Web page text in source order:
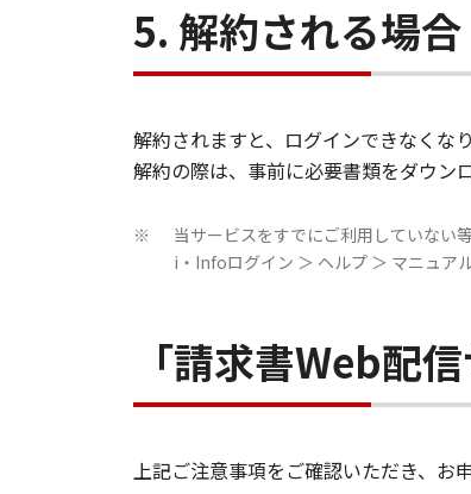
5. 解約される場合
解約されますと、ログインできなくな
解約の際は、事前に必要書類をダウン
※
当サービスをすでにご利用していない
i・Infoログイン ＞ ヘルプ ＞ マニュア
「請求書Web配
上記ご注意事項をご確認いただき、お